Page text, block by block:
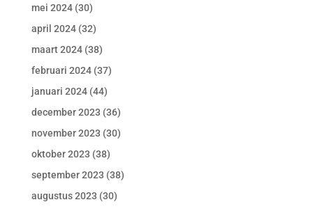
mei 2024(30)
april 2024(32)
maart 2024(38)
februari 2024(37)
januari 2024(44)
december 2023 (36)
november 2023 (30)
oktober 2023 (38)
september 2023 (38)
augustus 2023 (30)